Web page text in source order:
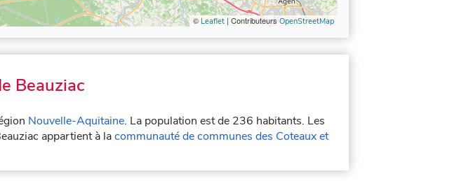
© Leaflet | ContributeursOpenStreetMap
Beauziac
Nouvelle-Aquitaine. La population est de 236 habitants. Les
appartient à lacommunauté de communes des Coteaux et